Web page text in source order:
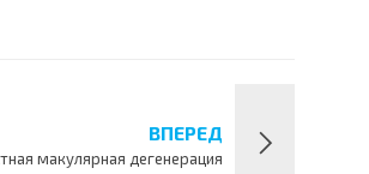
ВПЕРЕД
макулярная дегенерация